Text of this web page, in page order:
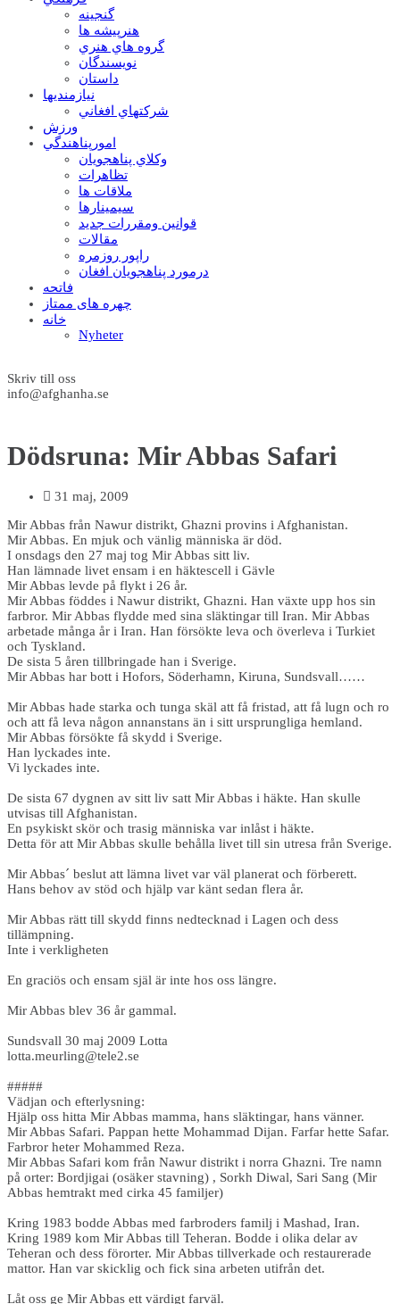
گنجينه
هنرپيشه ها
گروه هاي هنري
نويسندگان
داستان
نيازمنديها
شرکتهاي افغاني
ورزش
امورپناهندگي
وکلاي پناهجويان
تظاهرات
ملاقات ها
سيمينارها
قوانين ومقررات جديد
مقالات
راپور روزمره
درمورد پناهجويان افغان
فاتحه
چهره های ممتاز
خانه
Nyheter
Skriv till oss
info@afghanha.se
Dödsruna: Mir Abbas Safari
31 maj, 2009
Mir Abbas från Nawur distrikt, Ghazni provins i Afghanistan.
Mir Abbas. En mjuk och vänlig människa är död.
I onsdags den 27 maj tog Mir Abbas sitt liv.
Han lämnade livet ensam i en häktescell i Gävle
Mir Abbas levde på flykt i 26 år.
Mir Abbas föddes i Nawur distrikt, Ghazni. Han växte upp hos sin
farbror. Mir Abbas flydde med sina släktingar till Iran. Mir Abbas
arbetade många år i Iran. Han försökte leva och överleva i Turkiet
och Tyskland.
De sista 5 åren tillbringade han i Sverige.
Mir Abbas har bott i Hofors, Söderhamn, Kiruna, Sundsvall……
Mir Abbas hade starka och tunga skäl att få fristad, att få lugn och ro
och att få leva någon annanstans än i sitt ursprungliga hemland.
Mir Abbas försökte få skydd i Sverige.
Han lyckades inte.
Vi lyckades inte.
De sista 67 dygnen av sitt liv satt Mir Abbas i häkte. Han skulle
utvisas till Afghanistan.
En psykiskt skör och trasig människa var inlåst i häkte.
Detta för att Mir Abbas skulle behålla livet till sin utresa från Sverige.
Mir Abbas´ beslut att lämna livet var väl planerat och förberett.
Hans behov av stöd och hjälp var känt sedan flera år.
Mir Abbas rätt till skydd finns nedtecknad i Lagen och dess
tillämpning.
Inte i verkligheten
En graciös och ensam själ är inte hos oss längre.
Mir Abbas blev 36 år gammal.
Sundsvall 30 maj 2009 Lotta
lotta.meurling@tele2.se
#####
Vädjan och efterlysning:
Hjälp oss hitta Mir Abbas mamma, hans släktingar, hans vänner.
Mir Abbas Safari. Pappan hette Mohammad Dijan. Farfar hette Safar.
Farbror heter Mohammed Reza.
Mir Abbas Safari kom från Nawur distrikt i norra Ghazni. Tre namn
på orter: Bordjigai (osäker stavning) , Sorkh Diwal, Sari Sang (Mir
Abbas hemtrakt med cirka 45 familjer)
Kring 1983 bodde Abbas med farbroders familj i Mashad, Iran.
Kring 1989 kom Mir Abbas till Teheran. Bodde i olika delar av
Teheran och dess förorter. Mir Abbas tillverkade och restaurerade
mattor. Han var skicklig och fick sina arbeten utifrån det.
Låt oss ge Mir Abbas ett värdigt farväl.